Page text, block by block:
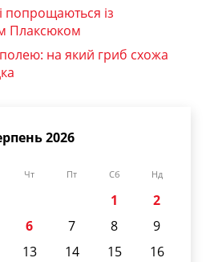
попрощаються із
Плаксюком
на який гриб схожа
2026
Чт Пт Сб Нд
1
2
6 7 8
9
13 14 15
16